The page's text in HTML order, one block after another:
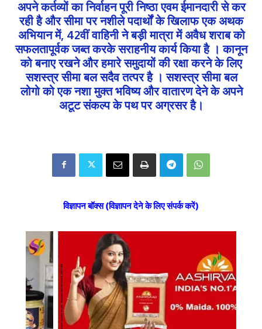
अपने कर्तव्यों का निर्वाहन पूरी निष्ठा एवम ईमानदारी से कर
रही है और सीमा पर नशीले पदार्थों के खिलाफ एक अथक
अभियान में, 42वीं वाहिनी ने बड़ी मात्रा में अवैध शराब को
सफलतापूर्वक जब्त करके सराहनीय कार्य किया है । कानून
को बनाए रखने और हमारे समुदायों की रक्षा करने के लिए
सशस्त्र सीमा बल सदैव तत्पर है । सशस्त्र सीमा बल
लोगो को एक नशा मुक्त भविष्य और वातारण देने के अपने
अटूट संकल्प के पथ पर अग्रसर है।
विज्ञापन बॉक्स (विज्ञापन देने के लिए संपर्क करें)